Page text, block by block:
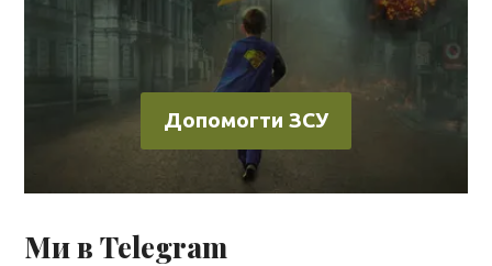
Допомогти ЗСУ
Ми в Telegram